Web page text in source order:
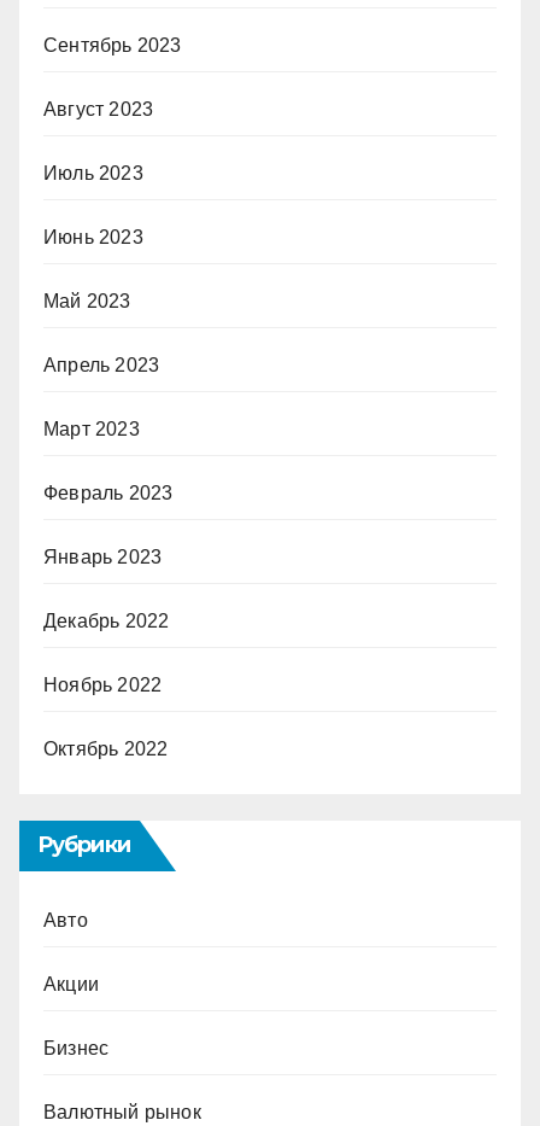
Сентябрь 2023
Август 2023
Июль 2023
Июнь 2023
Май 2023
Апрель 2023
Март 2023
Февраль 2023
Январь 2023
Декабрь 2022
Ноябрь 2022
Октябрь 2022
Рубрики
Авто
Акции
Бизнес
Валютный рынок